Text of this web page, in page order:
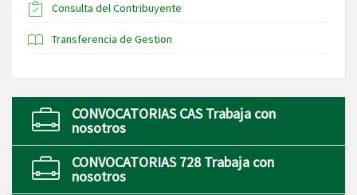
Consulta del Contribuyente
Transferencia de Gestion
CONVOCATORIAS CAS Trabaja con
nosotros
CONVOCATORIAS 728 Trabaja con
nosotros